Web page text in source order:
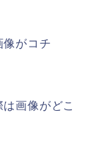
がコチ
画像がどこ